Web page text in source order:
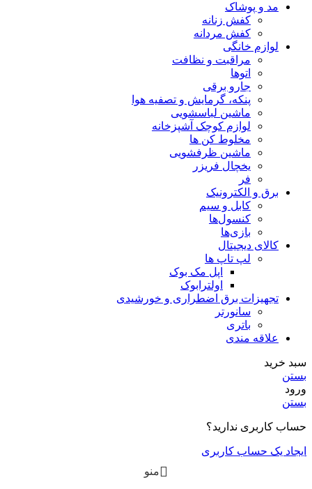
مد و پوشاک
کفش زنانه
کفش مردانه
لوازم خانگی
مراقبت و نظافت
اتوها
جارو برقی
پنکه، گرمایش و تصفیه هوا
ماشین لباسشویی
لوازم کوچک آشپزخانه
مخلوط کن ها
ماشین ظرفشویی
یخچال فریزر
فر
برق و الکترونیک
کابل و سیم
کنسول‌ها
بازی‌ها
کالای دیجیتال
لپ تاپ ها
اپل مک بوک
اولترابوک
تجهیزات برق اضطراری و خورشیدی
سانورتر
باتری
علاقه مندی
سبد خرید
بستن
ورود
بستن
حساب کاربری ندارید؟
ایجاد یک حساب کاربری
منو